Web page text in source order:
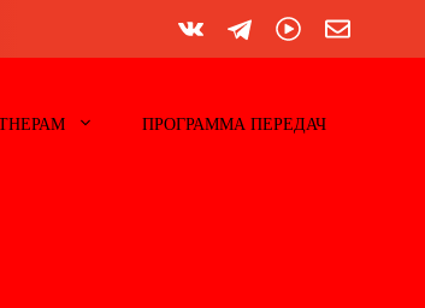
ПРОГРАММА ПЕРЕДАЧ